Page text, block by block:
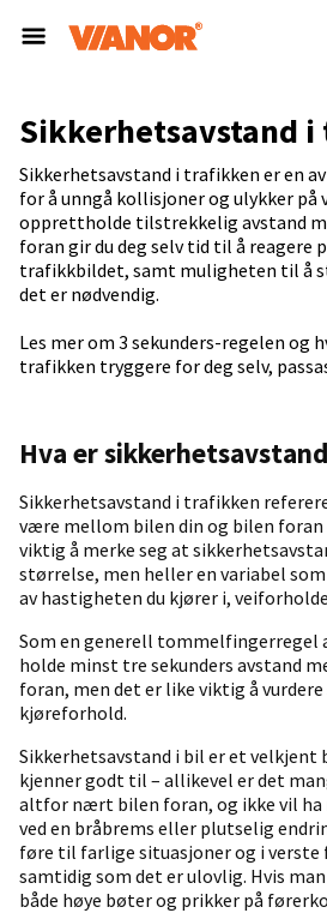
Sikkerhetsavstand
Sikkerhetsavstand i trafikken er en
for å unngå kollisjoner og ulykker på
opprettholde tilstrekkelig avstand
foran gir du deg selv tid til å reagere
trafikkbildet, samt muligheten til å
det er nødvendig.
Les mer om 3 sekunders-regelen og
trafikken tryggere for deg selv,
Hva er
Sikkerhetsavstand i trafikken
være mellom bilen din og bilen foran
viktig å merke seg at
størrelse, men heller en variabel
av hastigheten du kjører i,
Som en generell tommelfingerregel
holde minst tre sekunders avstand
foran, men det er like viktig å
kjøreforhold.
Sikkerhetsavstand i bil er et velkjent
kjenner godt til – allikevel er det
altfor nært bilen foran, og ikke vil ha
ved en bråbrems eller plutselig
føre til farlige situasjoner og i
samtidig som det er ulovlig. Hvis
både høye bøter og prikker på